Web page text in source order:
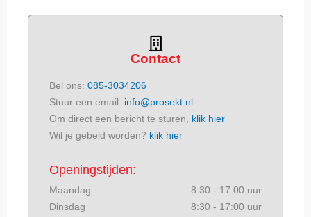
Contact
Bel ons: 085-3034206
Stuur een email: info@prosekt.nl
Om direct een bericht te sturen, klik hier
Wil je gebeld worden? klik hier
Openingstijden:
Maandag
8:30 - 17:00 uur
Dinsdag
8:30 - 17:00 uur